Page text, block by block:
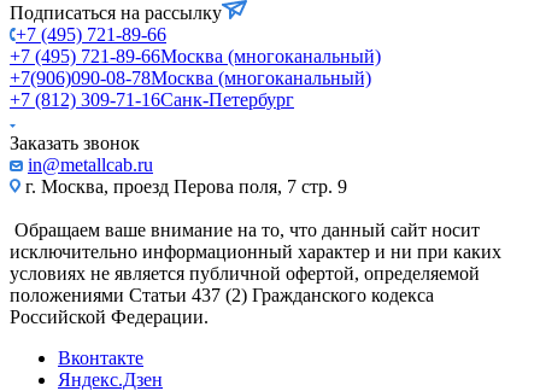
Подписаться на рассылку
+7 (495) 721-89-66
+7 (495) 721-89-66Москва (многоканальный)
+7(906)090-08-78Москва (многоканальный)
+7 (812) 309-71-16Санк-Петербург
Заказать звонок
in@metallcab.ru
г. Москва, проезд Перова поля, 7 стр. 9
Обращаем ваше внимание на то, что данный сайт носит
исключительно информационный характер и ни при каких
условиях не является публичной офертой, определяемой
положениями Статьи 437 (2) Гражданского кодекса
Российской Федерации.
Вконтакте
Яндекс.Дзен